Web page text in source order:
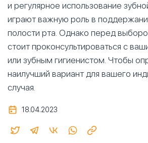
и регулярное использование
играют важную роль в
полости рта. Однако перед
стоит проконсультироваться с
или зубным гигиенистом. Чтобы
наилучший вариант для вашего
случая.
18.04.2023